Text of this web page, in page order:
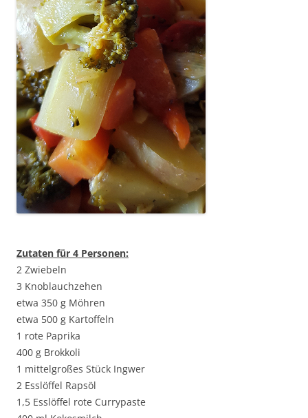
Zutaten für 4 Personen:
2 Zwiebeln
3 Knoblauchzehen
etwa 350 g Möhren
etwa 500 g Kartoffeln
1 rote Paprika
400 g Brokkoli
1 mittelgroßes Stück Ingwer
2 Esslöffel Rapsöl
1,5 Esslöffel rote Currypaste